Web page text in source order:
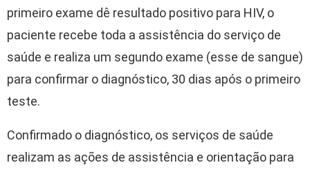
primeiro exame dê resultado positivo para HIV, o
paciente recebe toda a assistência do serviço de
saúde e realiza um segundo exame (esse de sangue)
para confirmar o diagnóstico, 30 dias após o primeiro
teste.
Confirmado o diagnóstico, os serviços de saúde
realizam as ações de assistência e orientação para